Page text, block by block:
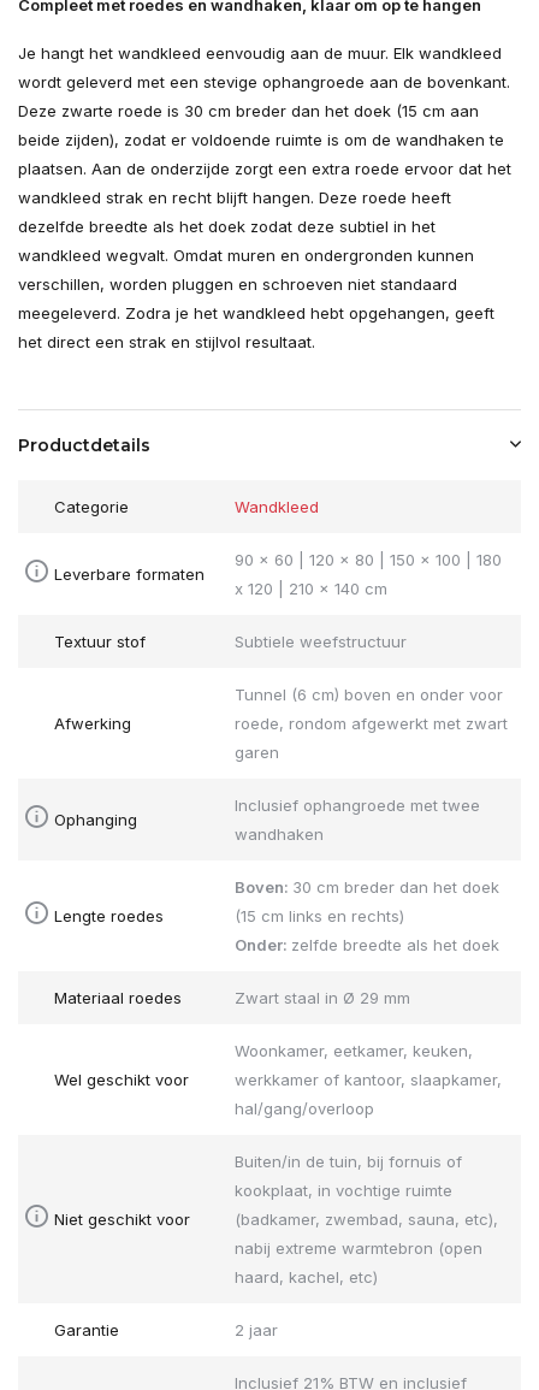
Compleet met roedes en wandhaken, klaar om op te hangen
Je hangt het wandkleed eenvoudig aan de muur. Elk wandkleed
wordt geleverd met een stevige ophangroede aan de bovenkant.
Deze zwarte roede is 30 cm breder dan het doek (15 cm aan
beide zijden), zodat er voldoende ruimte is om de wandhaken te
plaatsen. Aan de onderzijde zorgt een extra roede ervoor dat het
wandkleed strak en recht blijft hangen. Deze roede heeft
dezelfde breedte als het doek zodat deze subtiel in het
wandkleed wegvalt. Omdat muren en ondergronden kunnen
verschillen, worden pluggen en schroeven niet standaard
meegeleverd. Zodra je het wandkleed hebt opgehangen, geeft
het direct een strak en stijlvol resultaat.
Productdetails
Categorie Wandkleed
Leverbare formaten
90 x 60 | 120 x 80 | 150 x 100 | 180
x 120 | 210 x 140 cm
Textuur stof Subtiele weefstructuur
Afwerking
Tunnel (6 cm) boven en onder voor
roede, rondom afgewerkt met zwart
garen
Ophanging
Inclusief ophangroede met twee
wandhaken
Lengte roedes
Boven: 30 cm breder dan het doek
(15 cm links en rechts)
Onder: zelfde breedte als het doek
Materiaal roedes Zwart staal in Ø 29 mm
Wel geschikt voor
Woonkamer, eetkamer, keuken,
werkkamer of kantoor, slaapkamer,
hal/gang/overloop
Niet geschikt voor
Buiten/in de tuin, bij fornuis of
kookplaat, in vochtige ruimte
(badkamer, zwembad, sauna, etc),
nabij extreme warmtebron (open
haard, kachel, etc)
Garantie 2 jaar
Inclusief 21% BTW en inclusief